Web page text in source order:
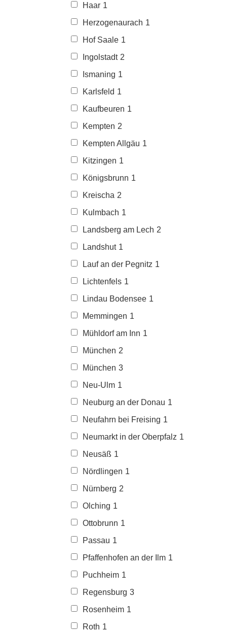
Haar 1
Herzogenaurach 1
Hof Saale 1
Ingolstadt 2
Ismaning 1
Karlsfeld 1
Kaufbeuren 1
Kempten 2
Kempten Allgäu 1
Kitzingen 1
Königsbrunn 1
Kreischa 2
Kulmbach 1
Landsberg am Lech 2
Landshut 1
Lauf an der Pegnitz 1
Lichtenfels 1
Lindau Bodensee 1
Memmingen 1
Mühldorf am Inn 1
München 2
München 3
Neu-Ulm 1
Neuburg an der Donau 1
Neufahrn bei Freising 1
Neumarkt in der Oberpfalz 1
Neusäß 1
Nördlingen 1
Nürnberg 2
Olching 1
Ottobrunn 1
Passau 1
Pfaffenhofen an der Ilm 1
Puchheim 1
Regensburg 3
Rosenheim 1
Roth 1